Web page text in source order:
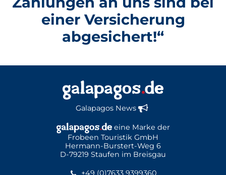
einer Versicherung
abgesichert!“
Galapagos News
eine Marke der
Frobeen Touristik GmbH
Hermann-Burstert-Weg 6
D-79219 Staufen im Breisgau
+49 (0)7633 9399360